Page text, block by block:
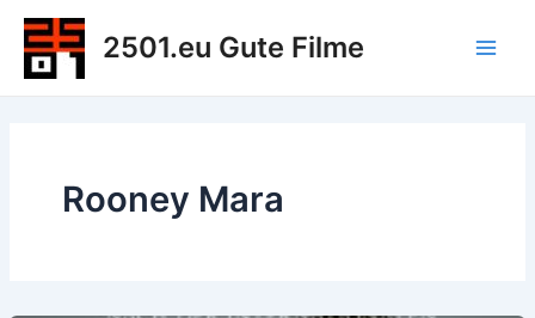
Zum
Inhalt
springen
2501.eu Gute Filme
Rooney Mara